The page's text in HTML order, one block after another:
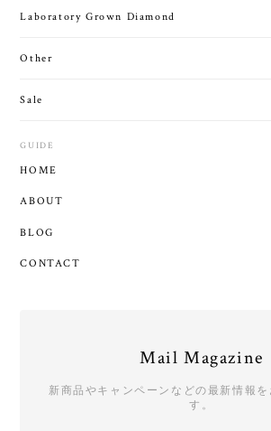
Laboratory Grown Diamond
Other
Sale
GUIDE
HOME
ABOUT
BLOG
CONTACT
Mail Magazine
新商品やキャンペーンなどの最新情報を
す。